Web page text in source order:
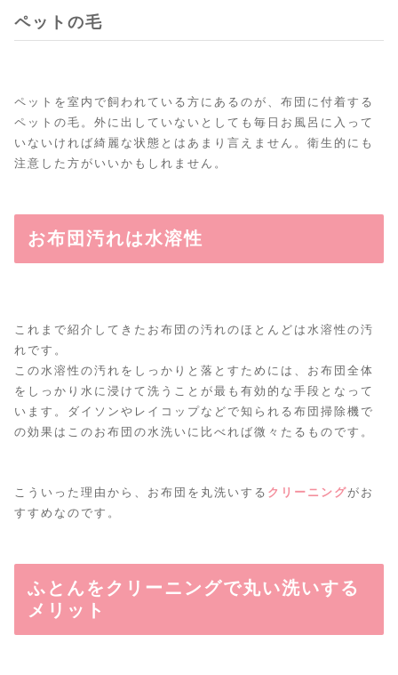
ペットの毛
ペットを室内で飼われている方にあるのが、布団に付着する
ペットの毛。外に出していないとしても毎日お風呂に入って
いないければ綺麗な状態とはあまり言えません。衛生的にも
注意した方がいいかもしれません。
お布団汚れは水溶性
これまで紹介してきたお布団の汚れのほとんどは水溶性の汚
れです。
この水溶性の汚れをしっかりと落とすためには、お布団全体
をしっかり水に浸けて洗うことが最も有効的な手段となって
います。ダイソンやレイコップなどで知られる布団掃除機で
の効果はこのお布団の水洗いに比べれば微々たるものです。
こういった理由から、お布団を丸洗いする クリーニングがお
すすめなのです。
ふとんをクリーニングで丸い洗いする
メリット